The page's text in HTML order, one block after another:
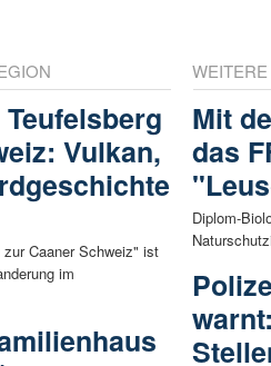
Vulkan,
zur Caaner Schweiz" ist
im
Mit
das
Diplom-